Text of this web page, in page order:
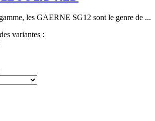
les GAERNE SG12 sont le genre de ...
variantes :